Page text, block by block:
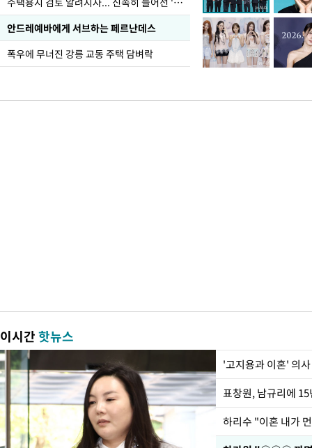
안드레예바에게 서브하는 페르난데스
폭우에 무너진 강릉 교동 주택 담벼락
이시간핫뉴스
'고지용과 이혼' 의
하리수 "이혼 내가